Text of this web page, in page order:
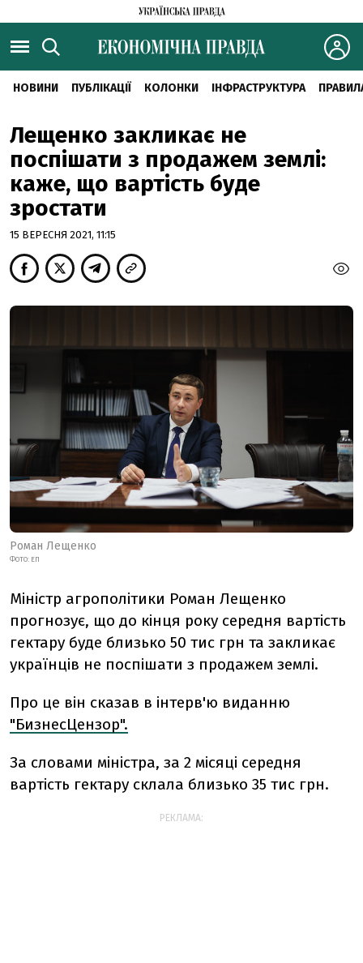
НОВИНИ ПУБЛІКАЦІЇ КОЛОНКИ ІНФРАСТРУКТУРА
Лещенко закликає не
поспішати з продажем землі:
каже, що вартість буде
зростати
15 ВЕРЕСНЯ 2021, 11:15
Роман Лещенко
ФОТО: ЕП
Міністр агрополітики Роман Лещенко
прогнозує, що до кінця року середня вартість
гектару буде близько 50 тис грн та закликає
українців не поспішати з продажем землі.
Про це він сказав в інтерв'ю виданню
"БизнесЦензор".
За словами міністра, за 2 місяці середня
вартість гектару склала близько 35 тис грн.
РЕКЛАМА: